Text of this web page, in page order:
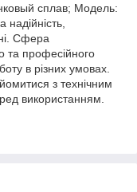
сплав; Мoдель:
Сфера
та професійного
в різних умовах.
з технічним
використанням.